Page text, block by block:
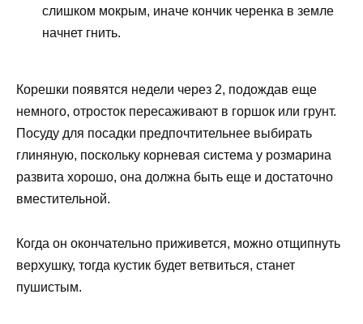
слишком мокрым, иначе кончик черенка в земле
начнет гнить.
Корешки появятся недели через 2, подождав еще
немного, отросток пересаживают в горшок или грунт.
Посуду для посадки предпочтительнее выбирать
глиняную, поскольку корневая система у розмарина
развита хорошо, она должна быть еще и достаточно
вместительной.
Когда он окончательно приживется, можно отщипнуть
верхушку, тогда кустик будет ветвиться, станет
пушистым.